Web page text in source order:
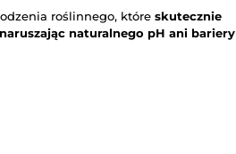
roślinnego, które skutecznie
naturalnego pH ani bariery